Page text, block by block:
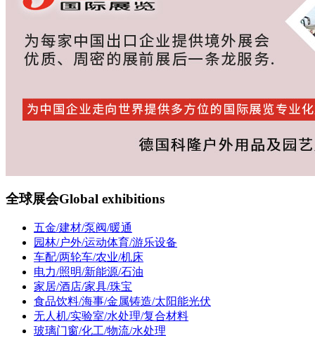
全球展会Global exhibitions
五金/建材/泵阀/暖通
园林/户外/运动体育/游乐设备
车配/两轮车/农业/机床
电力/照明/新能源/石油
家居/酒店/家具/珠宝
食品饮料/海事/金属铸造/太阳能光伏
无人机/实验室/水处理/复合材料
玻璃门窗/化工/物流/水处理